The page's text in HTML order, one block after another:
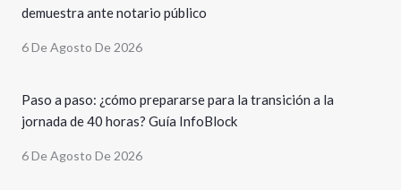
demuestra ante notario público
6 De Agosto De 2026
Paso a paso: ¿cómo prepararse para la transición a la
jornada de 40 horas? Guía InfoBlock
6 De Agosto De 2026